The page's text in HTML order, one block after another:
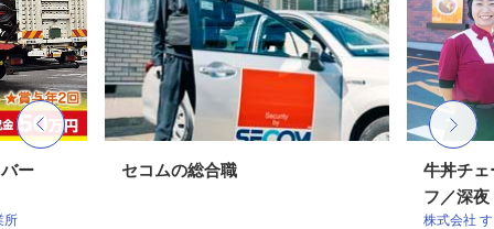
ー
所
セコムの総合職
牛丼チェ
フ／深夜
株式会社